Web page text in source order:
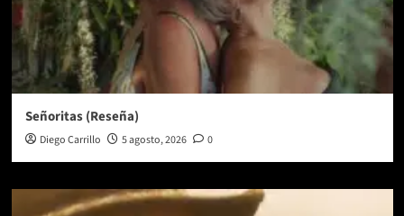
Señoritas (Reseña)
Diego Carrillo 5 agosto, 2026 0